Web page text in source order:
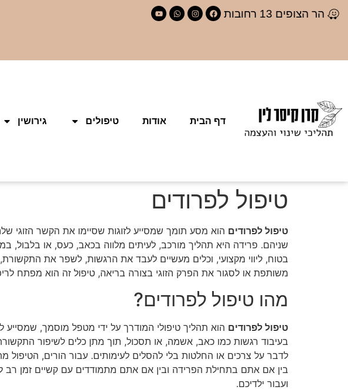
לתוכן
הר הצופים 13 רחובות
דף הבית אודות טיפולים גירושין
טיפול לפרודים
טיפול לפרודים הוא מסע תומך שמסייע לזוגות שסיימו את הקשר הזוגי
שניהם. פרידה היא תהליך מורכב, לעיתים מלווה בכאב, כעס, או
בטוח, ליווי מקצועי, וכלים מעשיים לעבד את הרגשות, לשפר את
משותפת או לסגור את הפרק הזוגי בצורה בריאה, טיפול זה הוא מפתח
מהו טיפול לפרודים?
טיפול לפרודים הוא תהליך טיפולי המודרך על ידי מטפל מוסמך,
בעיבוד רגשות כמו כאב, אשמה, או תסכול, תוך מתן כלים לשיפור
לדבר על צרכים או החלטות בלי להסלים לעימותים. עבור הורים,
בין אם אתם בתחילת הפרידה ובין אם אתם מתמודדים עם קשיים זמן רב
ועבור ילדיכם.